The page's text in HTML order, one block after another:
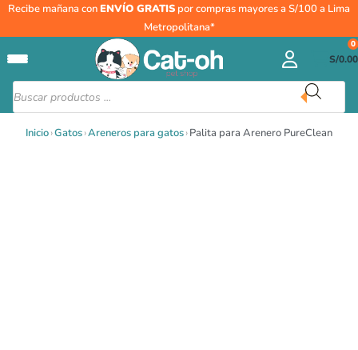
Recibe mañana conENVÍO GRATIS por compras mayores a S/100 a Lima
Metropolitana*
Búsqueda
de
productos
S/0.00
0
Inicio›Gatos›Areneros para gatos›Palita para Arenero PureClean
Palita
PureClean
cantidad